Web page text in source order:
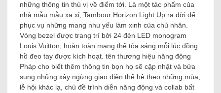
những thông tin thú vị về điểm tới. Là một tác phẩm của
nhà mẫu mẫu xa xỉ, Tambour Horizon Light Up ra đời để
phục vụ những mang nhu yếu làm xinh của chủ nhân.
Vòng bezel được trang trí bởi 24 đèn LED monogram
Louis Vuitton, hoàn toàn mang thể tỏa sáng mỗi lúc đồng
hồ đeo tay được kích hoạt. tên thương hiệu năng động
Pháp cho biết thêm thông tin bọn họ sẽ cập nhật và bửa
sung những xây ngừng giao diện thế hệ theo những mùa,
lễ hội khác lạ, chủ đề trình diễn năng động và collab bất